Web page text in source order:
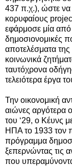
437 π.χ.), ώστε να
κορυφαίους
εφάρμοσε μία από
δημοσιονομικές
αποτελέσματα
κοινωνικά
ταυτόχρονα
τελειότερα έργα
Την οικονομική
αιώνες αργότερα
του ‘29, ο Κέυνς
ΗΠΑ το 1933 τον
πρόγραμμα
ξεπερνώντας τις
που